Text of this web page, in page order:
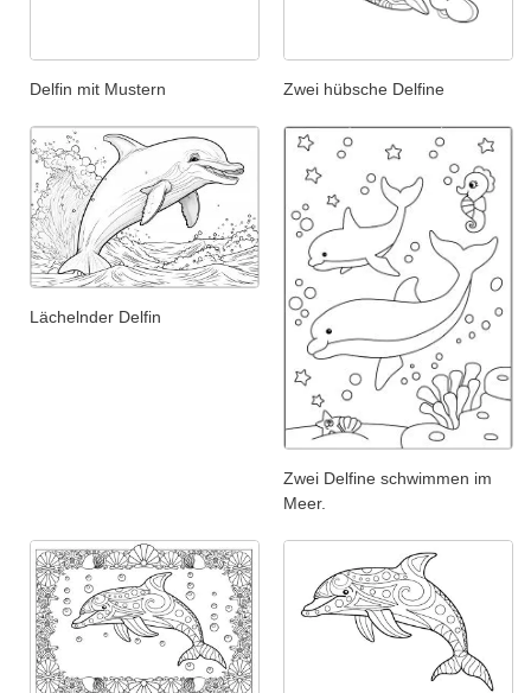
Delfin mit Mustern Zwei hübsche Delfine
Lächelnder Delfin
Zwei Delfine schwimmen im
Meer.